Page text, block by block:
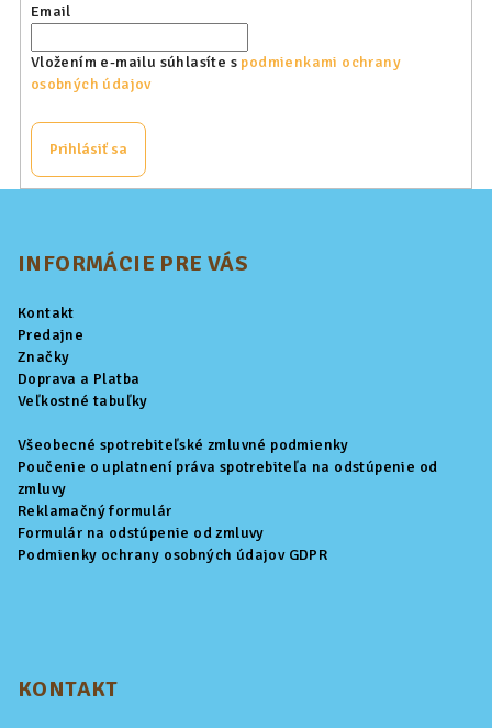
Email
Vložením e-mailu súhlasíte s podmienkami ochrany
osobných údajov
Prihlásiť sa
INFORMÁCIE PRE VÁS
Kontakt
Predajne
Značky
Doprava a Platba
Veľkostné tabuľky
Všeobecné spotrebiteľské zmluvné podmienky
Poučenie o uplatnení práva spotrebiteľa na odstúpenie od
zmluvy
Reklamačný formulár
Formulár na odstúpenie od zmluvy
Podmienky ochrany osobných údajov GDPR
KONTAKT